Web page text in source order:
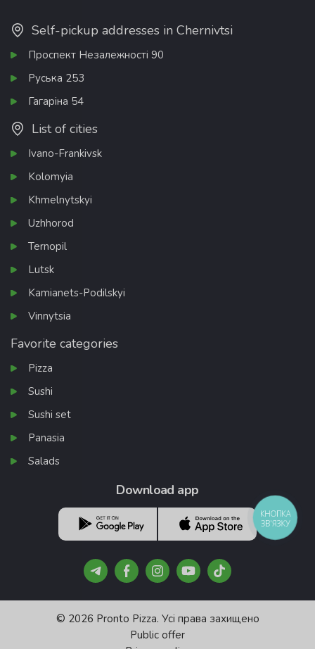
Self-pickup addresses in Chernivtsi
Проспект Незалежності 90
Руська 253
Гагаріна 54
List of cities
Ivano-Frankivsk
Kolomyia
Khmelnytskyi
Uzhhorod
Ternopil
Lutsk
Kamianets-Podilskyi
Vinnytsia
Favorite categories
Pizza
Sushi
Sushi set
Panasia
Salads
Download app
© 2026 Pronto Pizza. Усі права захищено
Public offer
КНОПКА
ЗВ'ЯЗКУ